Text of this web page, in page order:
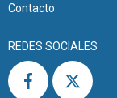
Contacto
REDES SOCIALES